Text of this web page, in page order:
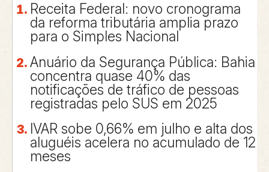
Receita Federal: novo cronograma
da reforma tributária amplia prazo
para o Simples Nacional
Anuário da Segurança Pública: Bahia
concentra quase 40% das
notificações de tráfico de pessoas
registradas pelo SUS em 2025
IVAR sobe 0,66% em julho e alta dos
aluguéis acelera no acumulado de 12
meses